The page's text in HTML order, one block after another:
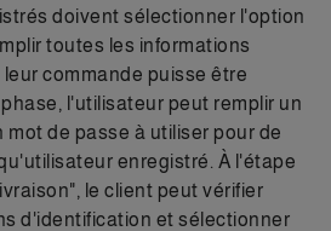
doivent sélectionner l'option
toutes les informations
commande puisse être
l'utilisateur peut remplir un
de passe à utiliser pour de
enregistré. À l'étape
le client peut vérifier
d'identification et sélectionner